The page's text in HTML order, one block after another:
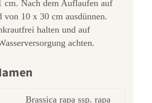
cm. Nach dem Auflaufen auf
von 10 x 30 cm ausdünnen.
halten und auf
achten.
Brassica rapa ssp. rapa